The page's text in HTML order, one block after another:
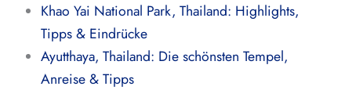
Khao Yai National Park, Thailand: Highlights,
Tipps & Eindrücke
Ayutthaya, Thailand: Die schönsten Tempel,
Anreise & Tipps